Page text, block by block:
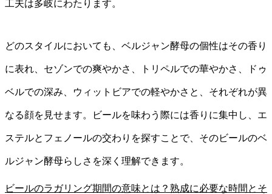
工夫は多岐にわたります。
どのスタイルにおいても、ベルジャン酵母の個性はその香り
に表れ、セゾンでの爽やかさ、トリペルでの華やかさ、ドゥ
ベルでの深み、ウィットビアでの軽やかさと、それぞれが異
なる顔を見せます。ビールを味わう際には香りに集中し、エ
ステルとフェノールの交わりを探すことで、そのビールのベ
ルジャン酵母らしさを深く理解できます。
ビールのラガリング期間の意味とは？熟成に必要な時間とそ